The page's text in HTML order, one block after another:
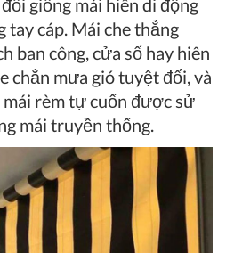
giống mái hiên di động
tay cáp. Mái che thẳng
ban công, cửa sổ hay hiên
chắn mưa gió tuyệt đối, và
rèm tự cuốn được sử
mái truyền thống.